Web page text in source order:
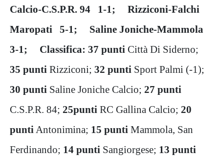
Calcio-C.S.P.R. 94 1-1; Rizziconi-Falchi
Maropati 5-1; Saline Joniche-Mammola
3-1; Classifica: 37 punti Città Di Siderno;
35 punti Rizziconi; 32 punti Sport Palmi (-1);
30 punti Saline Joniche Calcio; 27 punti
C.S.P.R. 84; 25punti RC Gallina Calcio; 20
punti Antonimina; 15 punti Mammola, San
Ferdinando; 14 punti Sangiorgese; 13 punti